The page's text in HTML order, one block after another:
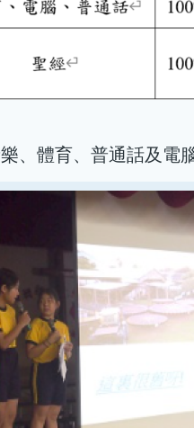
、體育、普通話及電